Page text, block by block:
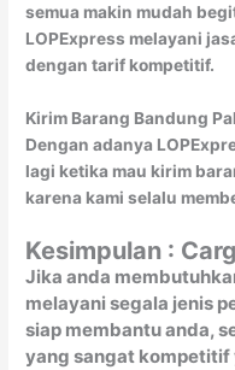
semua makin mudah
LOPExpress melayani
dengan tarif kompetitif.
Kirim Barang Bandung
Dengan adanya
lagi ketika mau kirim
karena kami selalu
Kesimpulan :
Jika anda
melayani segala jenis
siap membantu anda,
yang sangat